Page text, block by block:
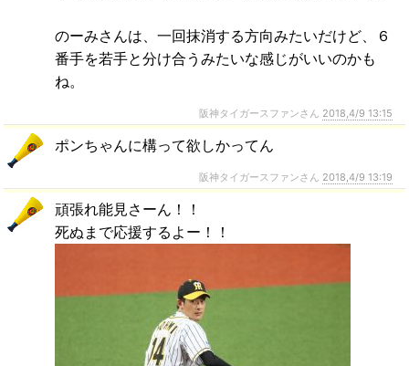
のーみさんは、一回抹消する方向みたいだけど、６
番手を若手と分け合うみたいな感じがいいのかも
ね。
阪神タイガースファンさん 2018,4/9 13:15
ポンちゃんに構って欲しかってん
阪神タイガースファンさん 2018,4/9 13:19
頑張れ能見さーん！！
死ぬまで応援するよー！！